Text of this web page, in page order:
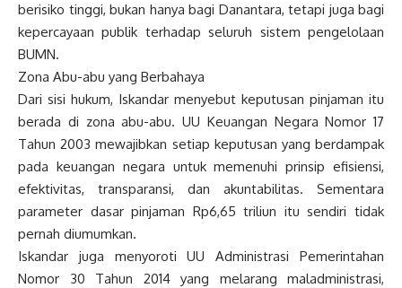
berisiko tinggi, bukan hanya bagi Danantara, tetapi juga bagi
kepercayaan publik terhadap seluruh sistem pengelolaan
BUMN.
Zona Abu-abu yang Berbahaya
Dari sisi hukum, Iskandar menyebut keputusan pinjaman itu
berada di zona abu-abu. UU Keuangan Negara Nomor 17
Tahun 2003 mewajibkan setiap keputusan yang berdampak
pada keuangan negara untuk memenuhi prinsip efisiensi,
efektivitas, transparansi, dan akuntabilitas. Sementara
parameter dasar pinjaman Rp6,65 triliun itu sendiri tidak
pernah diumumkan.
Iskandar juga menyoroti UU Administrasi Pemerintahan
Nomor 30 Tahun 2014 yang melarang maladministrasi,